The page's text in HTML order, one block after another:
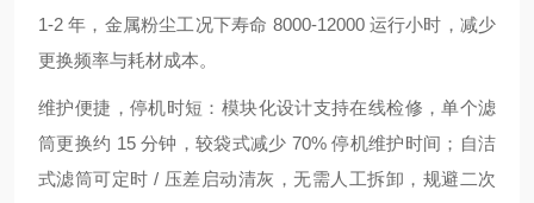
1-2 年，金属粉尘工况下寿命 8000-12000 运行小时，减少
更换频率与耗材成本。
维护便捷，停机时短 ：模块化设计支持在线检修，单个滤
筒更换约 15 分钟，较袋式减少 70% 停机维护时间；自洁
式滤筒可定时 / 压差启动清灰，无需人工拆卸，规避二次